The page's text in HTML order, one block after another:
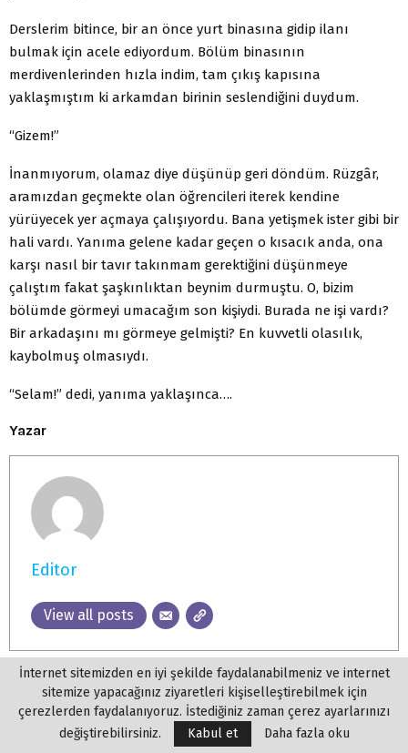
Derslerim bitince, bir an önce yurt binasına gidip ilanı
bulmak için acele ediyordum. Bölüm binasının
merdivenlerinden hızla indim, tam çıkış kapısına
yaklaşmıştım ki arkamdan birinin seslendiğini duydum.
“Gizem!”
İnanmıyorum, olamaz diye düşünüp geri döndüm. Rüzgâr,
aramızdan geçmekte olan öğrencileri iterek kendine
yürüyecek yer açmaya çalışıyordu. Bana yetişmek ister gibi bir
hali vardı. Yanıma gelene kadar geçen o kısacık anda, ona
karşı nasıl bir tavır takınmam gerektiğini düşünmeye
çalıştım fakat şaşkınlıktan beynim durmuştu. O, bizim
bölümde görmeyi umacağım son kişiydi. Burada ne işi vardı?
Bir arkadaşını mı görmeye gelmişti? En kuvvetli olasılık,
kaybolmuş olmasıydı.
“Selam!” dedi, yanıma yaklaşınca….
Yazar
Editor
View all posts
İnternet sitemizden en iyi şekilde faydalanabilmeniz ve internet
sitemize yapacağınız ziyaretleri kişiselleştirebilmek için
çerezlerden faydalanıyoruz. İstediğiniz zaman çerez ayarlarınızı
değiştirebilirsiniz.
Kabul et Daha fazla oku